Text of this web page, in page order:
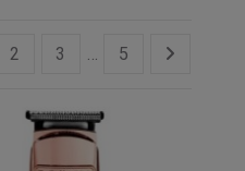
2 3 5